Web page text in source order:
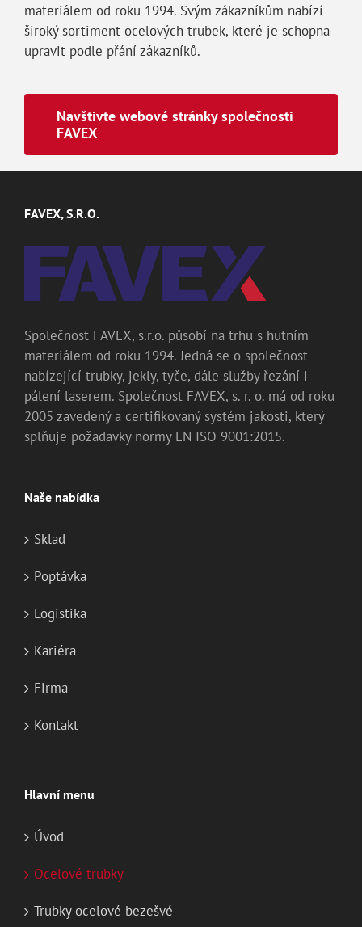
materiálem od roku 1994. Svým zákazníkům nabízí
široký sortiment ocelových trubek, které je schopna
upravit podle přání zákazníků.
Navštivte webové stránky společnosti
FAVEX
FAVEX, S.R.O.
Společnost FAVEX, s.r.o. působí na trhu s hutním
materiálem od roku 1994. Jedná se o společnost
nabízející trubky, jekly, tyče, dále služby řezání i
pálení laserem. Společnost FAVEX, s. r. o. má od roku
2005 zavedený a certifikovaný systém jakosti, který
splňuje požadavky normy EN ISO 9001:2015.
Naše nabídka
Sklad
Poptávka
Logistika
Kariéra
Firma
Kontakt
Hlavní menu
Úvod
Ocelové trubky
Trubky ocelové bezešvé